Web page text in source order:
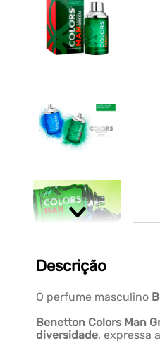
Descrição
O perfume masculino
Benetton Colors Man
diversidade, expressa a